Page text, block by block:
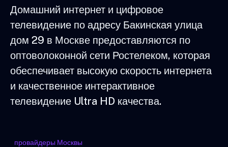
Домашний интернет и цифровое
телевидение по адресу Бакинская улица
дом 29 в Москве предоставляются по
оптоволоконной сети Ростелеком, которая
обеспечивает высокую скорость интернета
и качественное интерактивное
телевидение Ultra HD качества.
провайдеры Москвы